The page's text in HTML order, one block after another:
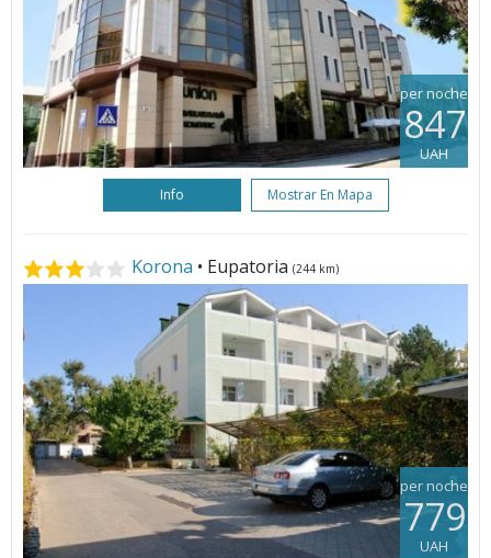
per noche
847
UAH
Info Mostrar En Mapa
Korona • Eupatoria (244 km)
per noche
779
UAH